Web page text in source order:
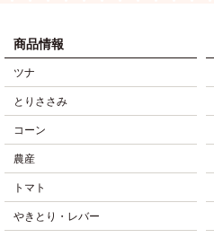
商品情報
ツナ
とりささみ
コーン
農産
トマト
やきとり・レバー